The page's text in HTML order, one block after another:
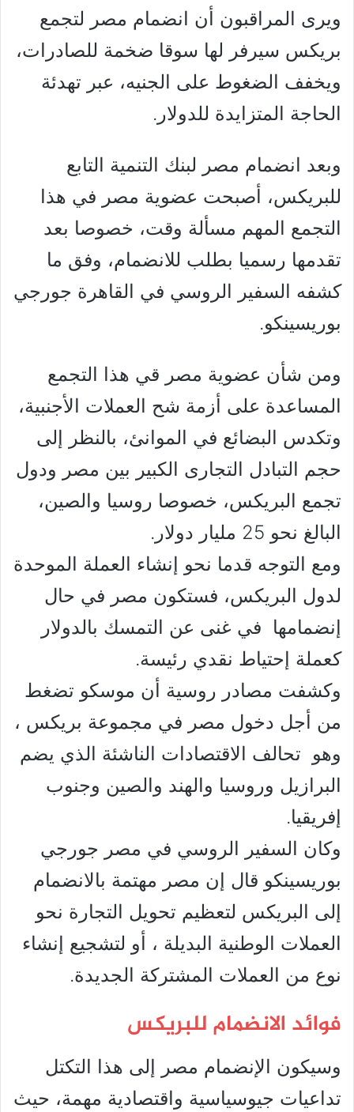
ويرى المراقبون أن انضمام مصر لتجمع
بريكس سيرفر لها سوقا ضخمة للصادرات،
ويخفف الضغوط على الجنيه، عبر تهدئة
الحاجة المتزايدة للدولار.
وبعد انضمام مصر لبنك التنمية التابع
للبريكس، أصبحت عضوية مصر في هذا
التجمع المهم مسألة وقت، خصوصا بعد
تقدمها رسميا بطلب للانضمام، وفق ما
كشفه السفير الروسي في القاهرة جورجي
بوريسينكو.
ومن شأن عضوية مصر قي هذا التجمع
المساعدة على أزمة شح العملات الأجنبية،
وتكدس البضائع في الموانئ، بالنظر إلى
حجم التبادل التجارى الكبير بين مصر ودول
تجمع البريكس، خصوصا روسيا والصين،
البالغ نحو 25 مليار دولار.
ومع التوجه قدما نحو إنشاء العملة الموحدة
لدول البريكس، فستكون مصر في حال
إنضمامها في غنى عن التمسك بالدولار
كعملة إحتياط نقدي رئيسة.
وكشفت مصادر روسية أن موسكو تضغط
من أجل دخول مصر في مجموعة بريكس ،
وهو تحالف الاقتصادات الناشئة الذي يضم
البرازيل وروسيا والهند والصين وجنوب
إفريقيا.
وكان السفير الروسي في مصر جورجي
بوريسينكو قال إن مصر مهتمة بالانضمام
إلى البريكس لتعظيم تحويل التجارة نحو
العملات الوطنية البديلة ، أو لتشجيع إنشاء
نوع من العملات المشتركة الجديدة.
فوائد الانضمام للبريكس
وسيكون الإنضمام مصر إلى هذا التكتل
تداعيات جيوسياسية واقتصادية مهمة، حيث